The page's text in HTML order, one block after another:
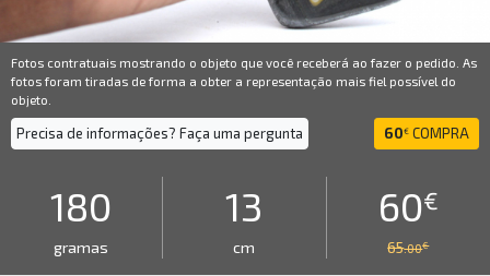
Fotos contratuais mostrando o objeto que você receberá ao fazer o pedido. As
fotos foram tiradas de forma a obter a representação mais fiel possível do
objeto.
Precisa de informações? Faça uma pergunta 60€ COMPRA
180
gramas
13
cm
60€
65.00€